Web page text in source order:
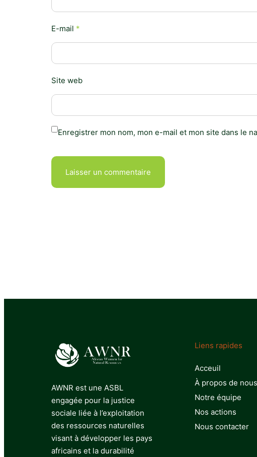
E-mail *
Site web
Enregistrer mon nom, mon e-mail et mon site dans le
AWNR est une ASBL
engagée pour la justice
sociale liée à l’exploitation
des ressources naturelles
visant à développer les pays
africains et la durabilité
Liens rapides
Acceuil
À propos de nous
Notre équipe
Nos actions
Nous contacter